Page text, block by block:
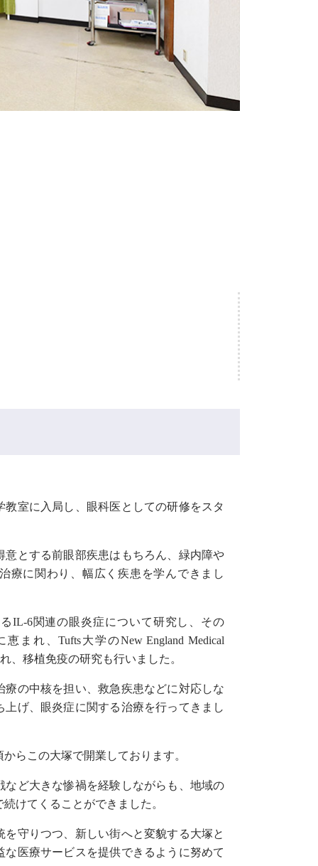
室に入局し、眼科医としての研修をスタ
意とする前眼部疾患はもちろん、緑内障や
療に関わり、幅広く疾患を学んできまし
IL-6関連の眼炎症について研究し、その
まれ、Tufts大学のNew England Medical
、移植免疫の研究も行いました。
療の中核を担い、救急疾患などに対応しな
げ、眼炎症に関する治療を行ってきまし
らこの大塚で開業しております。
など大きな惨禍を経験しながらも、地域の
けてくることができました。
守りつつ、新しい街へと変貌する大塚と
医療サービスを提供できるように努めて